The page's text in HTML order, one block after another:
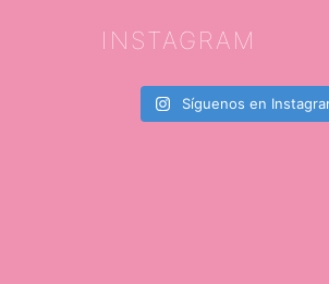
INSTAGRAM
Síguenos en